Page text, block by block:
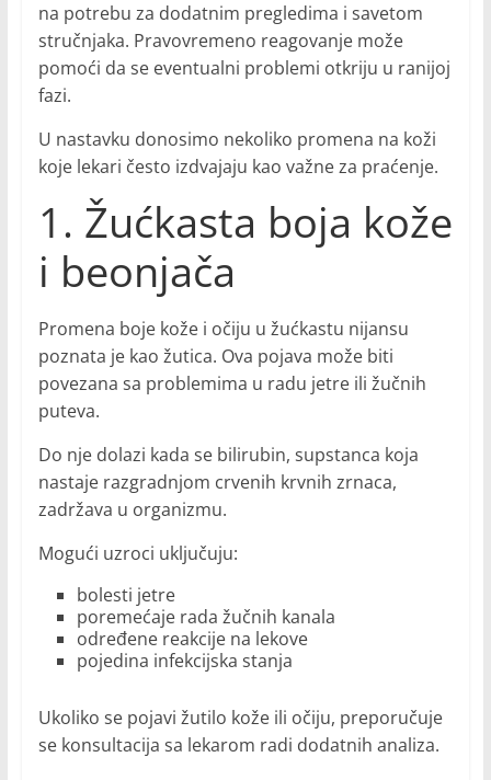
na potrebu za dodatnim pregledima i savetom
stručnjaka. Pravovremeno reagovanje može
pomoći da se eventualni problemi otkriju u ranijoj
fazi.
U nastavku donosimo nekoliko promena na koži
koje lekari često izdvajaju kao važne za praćenje.
1. Žućkasta boja kože
i beonjača
Promena boje kože i očiju u žućkastu nijansu
poznata je kao žutica. Ova pojava može biti
povezana sa problemima u radu jetre ili žučnih
puteva.
Do nje dolazi kada se bilirubin, supstanca koja
nastaje razgradnjom crvenih krvnih zrnaca,
zadržava u organizmu.
Mogući uzroci uključuju:
bolesti jetre
poremećaje rada žučnih kanala
određene reakcije na lekove
pojedina infekcijska stanja
Ukoliko se pojavi žutilo kože ili očiju, preporučuje
se konsultacija sa lekarom radi dodatnih analiza.